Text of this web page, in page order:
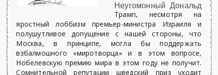
Неугомонный Дональд
Трамп, несмотря на
яростный лоббизм премьер-министра Израиля и
полушутливое допущение с нашей стороны, что
Москва, в принципе, могла бы поддержать
взбалмошного «миротворца» и в этом вопросе,
Нобелевскую премию мира в этом году не получит.
Сомнительной репутации шведский приз уходит